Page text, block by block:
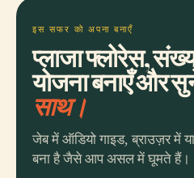
इस सफर को अपना बनाएँ
प्लाजा फ्लोरेस,
योजना बनाएँ और
साथ।
जेब में ऑडियो गाइड, ब्राउज़र में
बना है जैसे आप असल में घूमते हैं।